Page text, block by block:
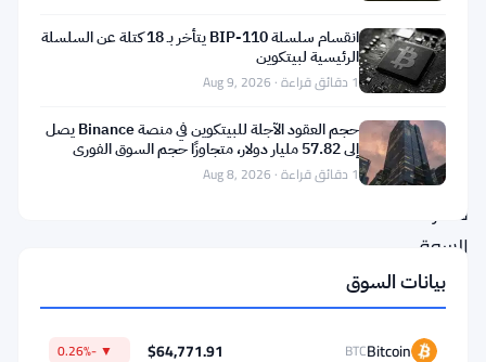
حاليًا
على
برميل
بارود.
الأموال
المقترضة
تغمر
السوق،
والمتداولون
الأفراد
يلاحقون
انقسام سلسلة BIP-110 يتأخر بـ 18 كتلة عن السلسلة
الرئيسية لبيتكوين
1 دقائق قراءة · Aug 9, 2026
حجم العقود الآجلة للبيتكوين في منصة Binance يصل
إلى 57.82 مليار دولار، متجاوزًا حجم السوق الفوري
بثمانية أضعاف1 دقائق قراءة · Aug 8, 2026
بيانات السوق
Bitcoin
BTC
$64,771.91
▼ -0.26%